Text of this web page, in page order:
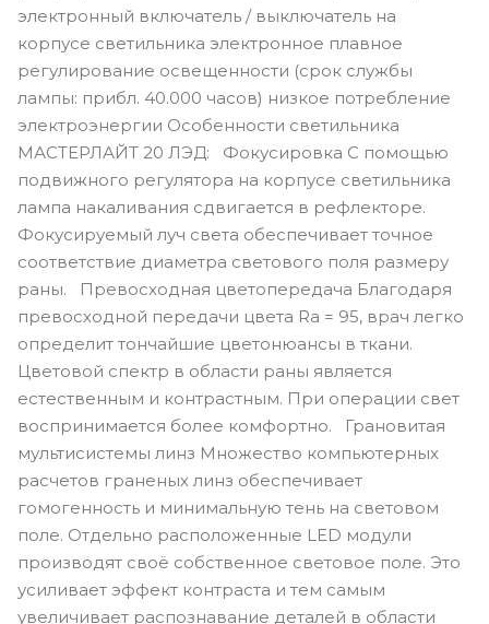
электронный включатель / выключатель на
корпусе светильника электронное плавное
регулирование освещенности (срок службы
лампы: прибл. 40.000 часов) низкое потребление
электроэнергии Особенности светильника
МАСТЕРЛАЙТ 20 ЛЭД: Фокусировка С помощью
подвижного регулятора на корпусе светильника
лампа накаливания сдвигается в рефлекторе.
Фокусируемый луч света обеспечивает точное
соответствие диаметра светового поля размеру
раны. Превосходная цветопередача Благодаря
превосходной передачи цвета Ra = 95, врач легко
определит тончайшие цветонюансы в ткани.
Цветовой спектр в области раны является
естественным и контрастным. При операции свет
воспринимается более комфортно. Грановитая
мультисистемы линз Множество компьютерных
расчетов граненых линз обеспечивает
гомогенность и минимальную тень на световом
поле. Отдельно расположенные LED модули
производят своё собственное световое поле. Это
усиливает эффект контраста и тем самым
увеличивает распознавание деталей в области